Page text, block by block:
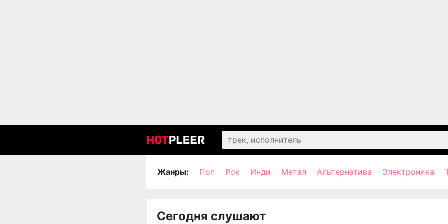
Жанры: Поп Рок Инди Метал Альтернатива Электроника
Сегодня слушают